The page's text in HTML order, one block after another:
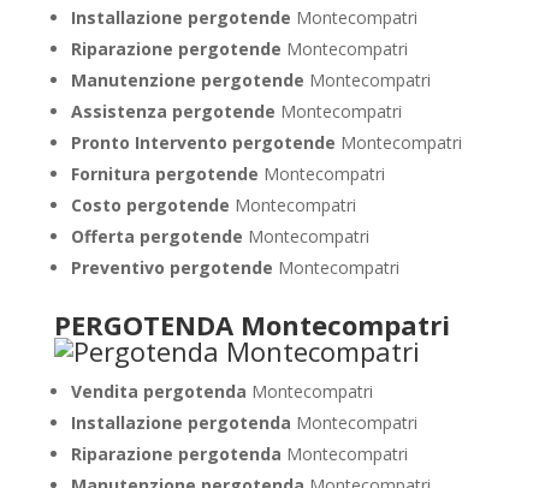
Installazione pergotende Montecompatri
Riparazione pergotende Montecompatri
Manutenzione pergotende Montecompatri
Assistenza pergotende Montecompatri
Pronto Intervento pergotende Montecompatri
Fornitura pergotende Montecompatri
Costo pergotende Montecompatri
Offerta pergotende Montecompatri
Preventivo pergotende Montecompatri
PERGOTENDA Montecompatri
Vendita pergotenda Montecompatri
Installazione pergotenda Montecompatri
Riparazione pergotenda Montecompatri